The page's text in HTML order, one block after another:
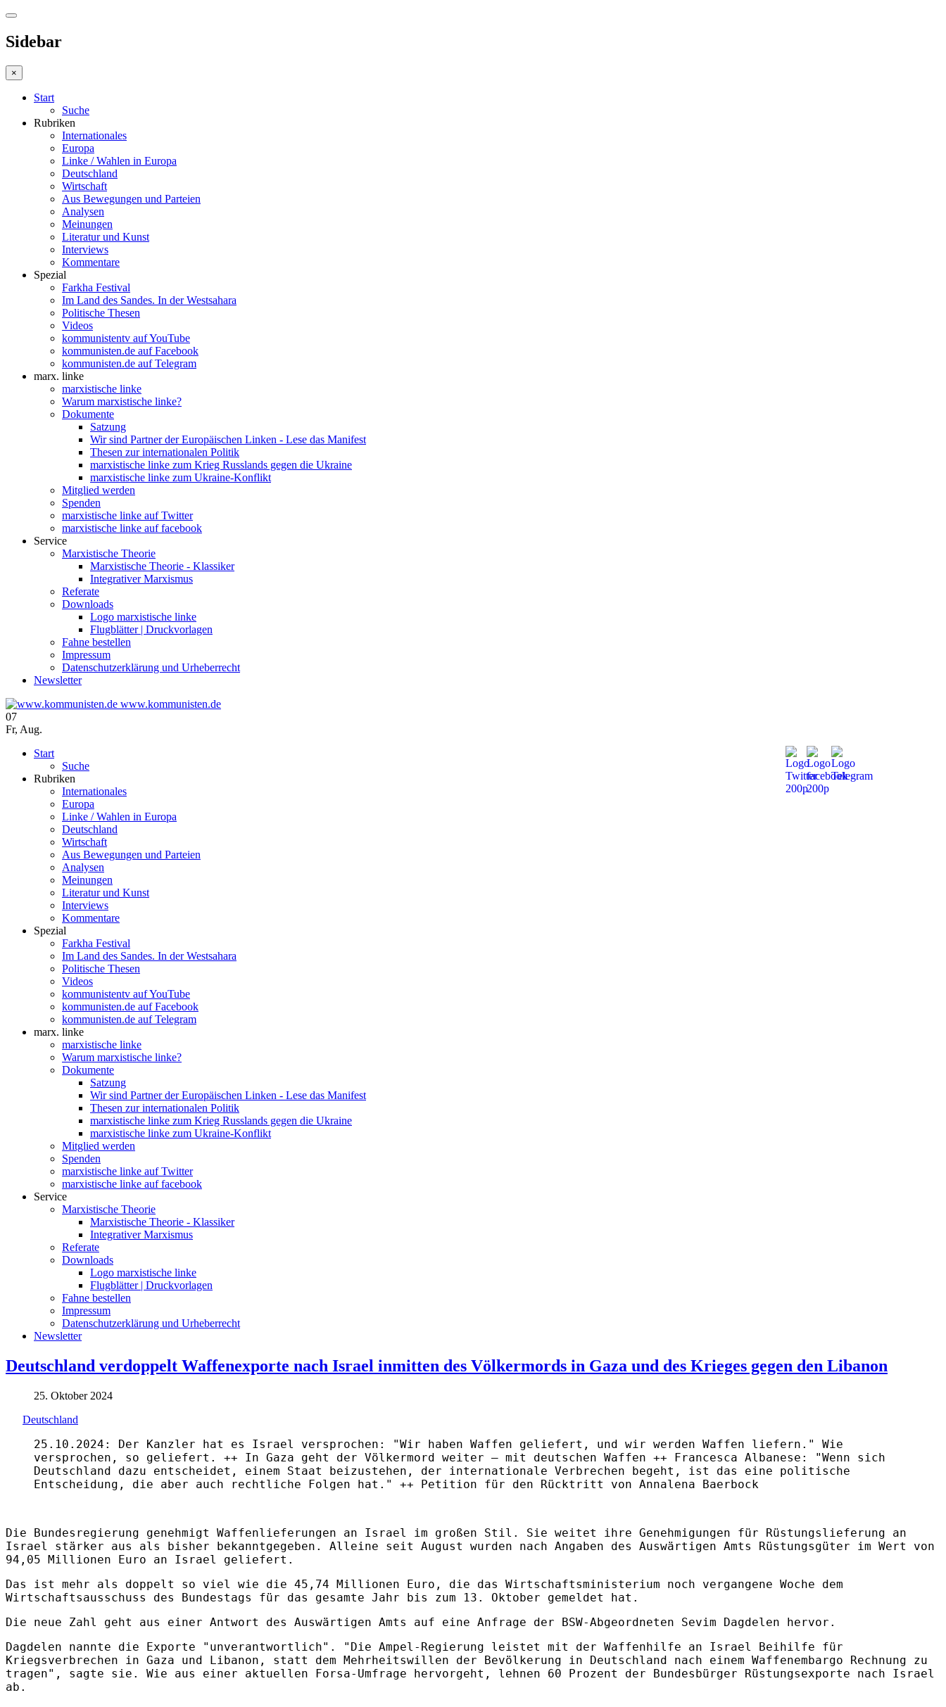
Sidebar
×
Start
Suche
Rubriken
Internationales
Europa
Linke / Wahlen in Europa
Deutschland
Wirtschaft
Aus Bewegungen und Parteien
Analysen
Meinungen
Literatur und Kunst
Interviews
Kommentare
Spezial
Farkha Festival
Im Land des Sandes. In der Westsahara
Politische Thesen
Videos
kommunistentv auf YouTube
kommunisten.de auf Facebook
kommunisten.de auf Telegram
marx. linke
marxistische linke
Warum marxistische linke?
Dokumente
Satzung
Wir sind Partner der Europäischen Linken - Lese das Manifest
Thesen zur internationalen Politik
marxistische linke zum Krieg Russlands gegen die Ukraine
marxistische linke zum Ukraine-Konflikt
Mitglied werden
Spenden
marxistische linke auf Twitter
marxistische linke auf facebook
Service
Marxistische Theorie
Marxistische Theorie - Klassiker
Integrativer Marxismus
Referate
Downloads
Logo marxistische linke
Flugblätter | Druckvorlagen
Fahne bestellen
Impressum
Datenschutzerklärung und Urheberrecht
Newsletter
www.kommunisten.de
07
Fr, Aug.
Start
Suche
Rubriken
Internationales
Europa
Linke / Wahlen in Europa
Deutschland
Wirtschaft
Aus Bewegungen und Parteien
Analysen
Meinungen
Literatur und Kunst
Interviews
Kommentare
Spezial
Farkha Festival
Im Land des Sandes. In der Westsahara
Politische Thesen
Videos
kommunistentv auf YouTube
kommunisten.de auf Facebook
kommunisten.de auf Telegram
marx. linke
marxistische linke
Warum marxistische linke?
Dokumente
Satzung
Wir sind Partner der Europäischen Linken - Lese das Manifest
Thesen zur internationalen Politik
marxistische linke zum Krieg Russlands gegen die Ukraine
marxistische linke zum Ukraine-Konflikt
Mitglied werden
Spenden
marxistische linke auf Twitter
marxistische linke auf facebook
Service
Marxistische Theorie
Marxistische Theorie - Klassiker
Integrativer Marxismus
Referate
Downloads
Logo marxistische linke
Flugblätter | Druckvorlagen
Fahne bestellen
Impressum
Datenschutzerklärung und Urheberrecht
Newsletter
Deutschland verdoppelt Waffenexporte nach Israel inmitten des Völkermords in Gaza und des Krieges gegen den Libanon
25. Oktober 2024
Deutschland
25.10.2024: Der Kanzler hat es Israel versprochen: "Wir haben Waffen geliefert, und wir werden Waffen liefern." Wie
versprochen, so geliefert. ++ In Gaza geht der Völkermord weiter – mit deutschen Waffen ++ Francesca Albanese: "Wenn sich
Deutschland dazu entscheidet, einem Staat beizustehen, der internationale Verbrechen begeht, ist das eine politische
Entscheidung, die aber auch rechtliche Folgen hat." ++ Petition für den Rücktritt von Annalena Baerbock
Die Bundesregierung genehmigt Waffenlieferungen an Israel im großen Stil. Sie weitet ihre Genehmigungen für Rüstungslieferung an
Israel stärker aus als bisher bekanntgegeben. Alleine seit August wurden nach Angaben des Auswärtigen Amts Rüstungsgüter im Wert von
94,05 Millionen Euro an Israel geliefert.
Das ist mehr als doppelt so viel wie die 45,74 Millionen Euro, die das Wirtschaftsministerium noch vergangene Woche dem
Wirtschaftsausschuss des Bundestags für das gesamte Jahr bis zum 13. Oktober gemeldet hat.
Die neue Zahl geht aus einer Antwort des Auswärtigen Amts auf eine Anfrage der BSW-Abgeordneten Sevim Dagdelen hervor.
Dagdelen nannte die Exporte "unverantwortlich". "Die Ampel-Regierung leistet mit der Waffenhilfe an Israel Beihilfe für
Kriegsverbrechen in Gaza und Libanon, statt dem Mehrheitswillen der Bevölkerung in Deutschland nach einem Waffenembargo Rechnung zu
tragen", sagte sie. Wie aus einer aktuellen Forsa-Umfrage hervorgeht, lehnen 60 Prozent der Bundesbürger Rüstungsexporte nach Israel
ab.